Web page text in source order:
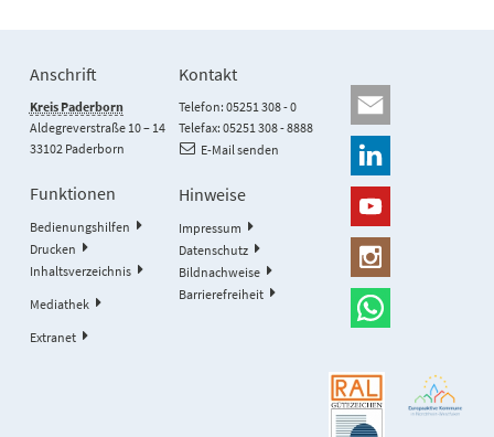
Anschrift
Kreis Paderborn
Aldegreverstraße 10 – 14
33102 Paderborn
Kontakt
Telefon: 05251 308 - 0
Telefax: 05251 308 - 8888
E-Mail senden
Funktionen
Bedienungshilfen
Drucken
Inhaltsverzeichnis
Mediathek
Extranet
Hinweise
Impressum
Datenschutz
Bildnachweise
Barrierefreiheit